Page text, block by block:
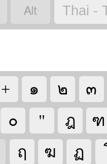
 Thai -
+ ๑ ๒ ๓
๐ " ฎ ฑ
ฤ ฆ ฏ